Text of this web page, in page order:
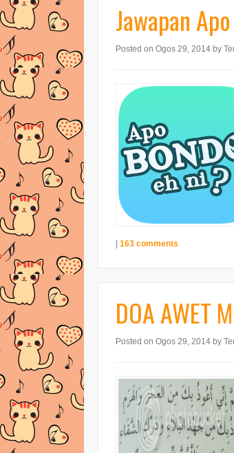
Jawapan
Posted on Ogos 29, 2014 by
163 comments
DOA AWET
Posted on Ogos 29, 2014 by